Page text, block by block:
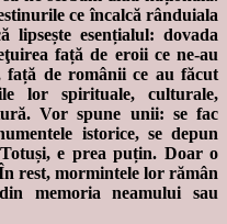
ce încalcă rânduiala
lipsește esențialul: dovada
față de eroii ce ne-au
față de românii ce au făcut
lor spirituale, culturale,
Vor spune unii: se fac
istorice, se depun
e prea puțin. Doar o
rest, mormintele lor rămân
memoria neamului sau